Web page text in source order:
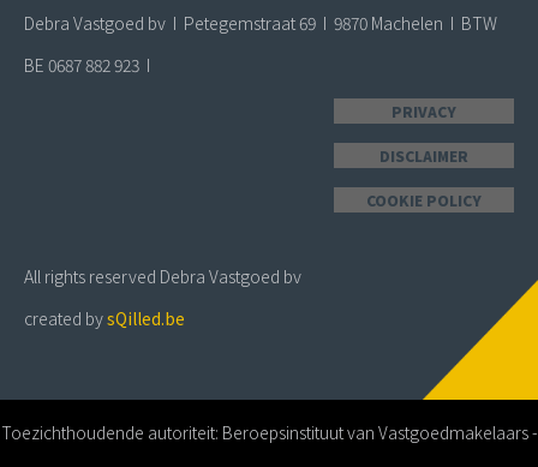
Debra Vastgoed bv I Petegemstraat 69 I 9870 Machelen I BTW
BE 0687 882 923 I
PRIVACY
DISCLAIMER
COOKIE POLICY
All rights reserved Debra Vastgoed bv
created bysQilled.be
Toezichthoudende autoriteit: Beroepsinstituut van Vastgoedmakelaars -